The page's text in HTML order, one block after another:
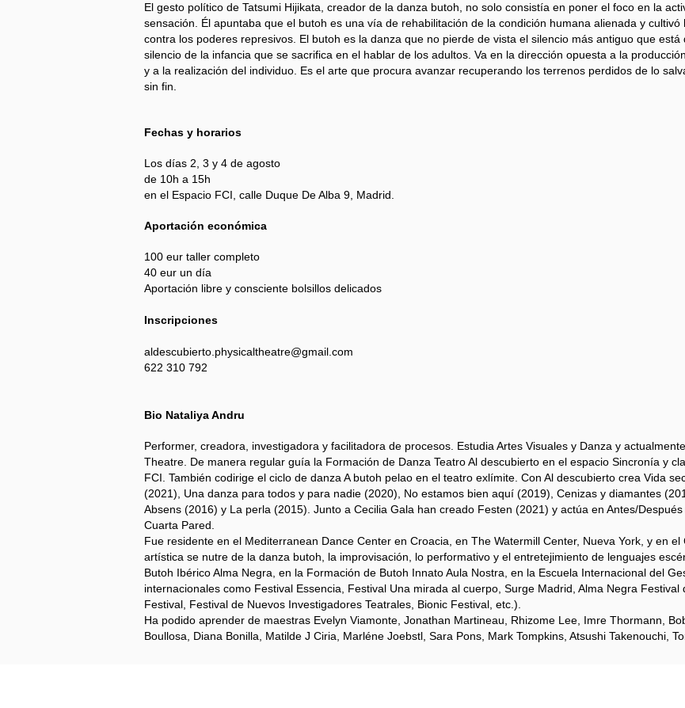
El gesto político de Tatsumi Hijikata, creador de la danza butoh, no solo consistía en poner el foco en la
sensación. Él apuntaba que el butoh es una vía de rehabilitación de la condición humana alienada y
contra los poderes represivos. El butoh es la danza que no pierde de vista el silencio más antiguo que
silencio de la infancia que se sacrifica en el hablar de los adultos. Va en la dirección opuesta a la
y a la realización del individuo. Es el arte que procura avanzar recuperando los terrenos perdidos de lo
sin fin.
Fechas y horarios
Los días 2, 3 y 4 de agosto
de 10h a 15h
en el Espacio FCI, calle Duque De Alba 9, Madrid.
Aportación económica
100 eur taller completo
40 eur un día
Aportación libre y consciente bolsillos delicados
Inscripciones
aldescubierto.physicaltheatre@gmail.com
622 310 792​
Bio Nataliya Andru
Performer, creadora, investigadora y facilitadora de procesos. Estudia Artes Visuales y Danza y
Theatre. De manera regular guía la Formación de Danza Teatro Al descubierto en el espacio Sincronía y
FCI. También codirige el ciclo de danza A butoh pelao en el teatro exlímite. Con Al descubierto crea Vida
(2021), Una danza para todos y para nadie (2020), No estamos bien aquí (2019), Cenizas y diamantes
Absens (2016) y La perla (2015). Junto a Cecilia Gala han creado Festen (2021) y actúa en Antes/
Cuarta Pared.
Fue residente en el Mediterranean Dance Center en Croacia, en The Watermill Center, Nueva York, y en
artística se nutre de la danza butoh, la improvisación, lo performativo y el entretejimiento de lenguajes
Butoh Ibérico Alma Negra, en la Formación de Butoh Innato Aula Nostra, en la Escuela Internacional del
internacionales como Festival Essencia, Festival Una mirada al cuerpo, Surge Madrid, Alma Negra
Festival, Festival de Nuevos Investigadores Teatrales, Bionic Festival, etc.).
Ha podido aprender de maestras Evelyn Viamonte, Jonathan Martineau, Rhizome Lee, Imre Thormann,
Boullosa, Diana Bonilla, Matilde J Ciria, Marléne Joebstl, Sara Pons, Mark Tompkins, Atsushi Takenouchi,